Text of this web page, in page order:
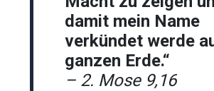
damit mein Name
verkündet werde
ganzen Erde.“
– 2. Mose 9,16